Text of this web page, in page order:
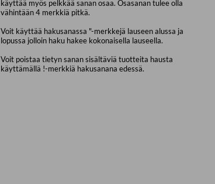
käyttää myös pelkkää sanan osaa. Osasanan tulee olla
vähintään 4 merkkiä pitkä.
Voit käyttää hakusanassa "-merkkejä lauseen alussa ja
lopussa jolloin haku hakee kokonaisella lauseella.
Voit poistaa tietyn sanan sisältäviä tuotteita hausta
käyttämällä !-merkkiä hakusanana edessä.